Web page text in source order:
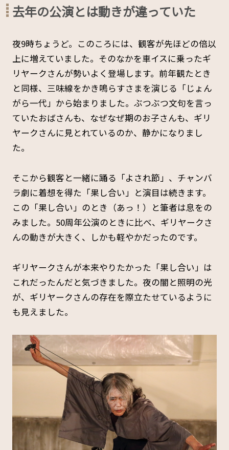
去年の公演とは動きが違っていた
夜9時ちょうど。このころには、観客が先ほどの倍以
上に増えていました。そのなかを車イスに乗ったギ
リヤークさんが勢いよく登場します。前年観たとき
と同様、三味線をかき鳴らすさまを演じる「じょん
がら一代」から始まりました。ぶつぶつ文句を言っ
ていたおばさんも、なぜなぜ期のお子さんも、ギリ
ヤークさんに見とれているのか、静かになりまし
た。
そこから観客と一緒に踊る「よされ節」、チャンバ
ラ劇に着想を得た「果し合い」と演目は続きます。
この「果し合い」のとき（あっ！）と筆者は息をの
みました。50周年公演のときに比べ、ギリヤークさ
んの動きが大きく、しかも軽やかだったのです。
ギリヤークさんが本来やりたかった「果し合い」は
これだったんだと気づきました。夜の闇と照明の光
が、ギリヤークさんの存在を際立たせているように
も見えました。